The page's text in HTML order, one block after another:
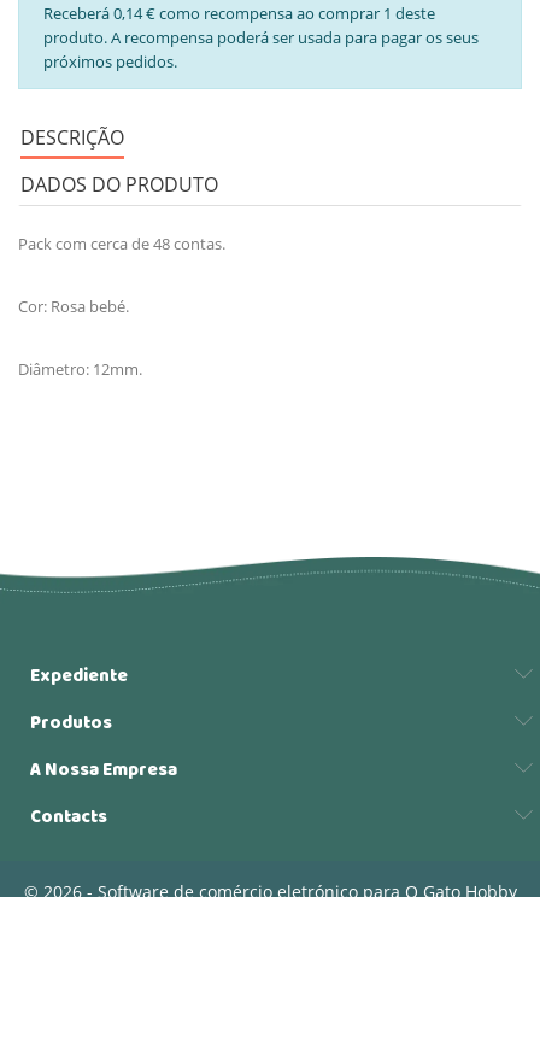
Receberá 0,14 € como recompensa ao comprar 1 deste
produto. A recompensa poderá ser usada para pagar os seus
próximos pedidos.
DESCRIÇÃO
DADOS DO PRODUTO
Pack com cerca de 48 contas.
Cor: Rosa bebé.
Diâmetro: 12mm.
Expediente
Produtos
A Nossa Empresa
Contacts
© 2026 - Software de comércio eletrónico para O Gato Hobby